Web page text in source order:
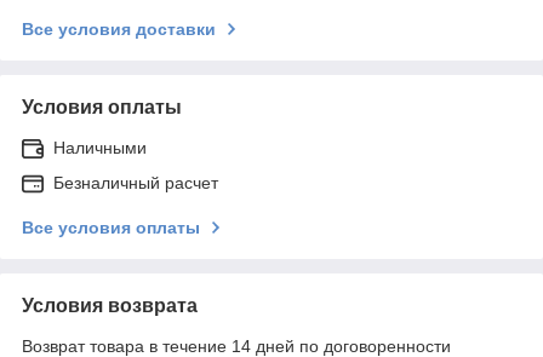
Все условия доставки
Условия оплаты
Наличными
Безналичный расчет
Все условия оплаты
Условия возврата
Возврат товара в течение 14 дней по договоренности